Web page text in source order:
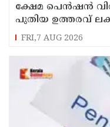
ക്ഷേമ പെൻഷൻ
പുതിയ ഉത്തരവ്
സാധാരണക്കാരെ
കെ.എൻ.
FRI,7 AUG 2026